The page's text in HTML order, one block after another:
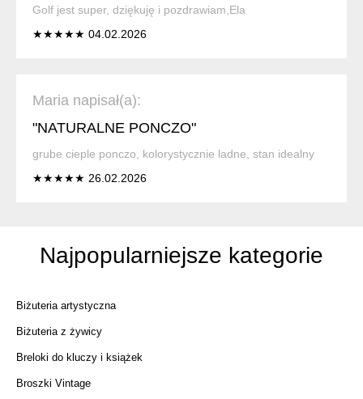
Golf jest super, dziękuję i pozdrawiam,Ela
★★★★★ 04.02.2026
Maria napisał(a):
"NATURALNE PONCZO"
grube cieple ponczo, kolorystycznie ladne, stan idealny
★★★★★ 26.02.2026
Najpopularniejsze kategorie
Biżuteria artystyczna
Biżuteria z żywicy
Breloki do kluczy i książek
Broszki Vintage